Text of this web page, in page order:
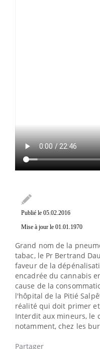
Publié le 05.02.2016
Mise à jour le 01.01.1970
Grand nom de la
tabac, le Pr Bertrand
faveur de la
encadrée du cannabis
cause de la
l'hôpital de la Pitié
réalité qui doit primer
Interdit aux mineurs, le
notamment, chez les
Partager